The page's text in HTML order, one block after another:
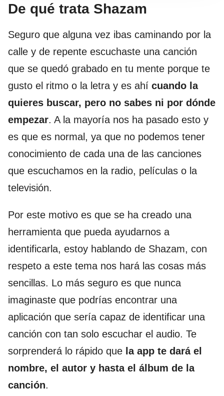
De qué trata Shazam
Seguro que alguna vez ibas caminando por la
calle y de repente escuchaste una canción
que se quedó grabado en tu mente porque te
gusto el ritmo o la letra y es ahí cuando la
quieres buscar, pero no sabes ni por dónde
empezar. A la mayoría nos ha pasado esto y
es que es normal, ya que no podemos tener
conocimiento de cada una de las canciones
que escuchamos en la radio, películas o la
televisión.
Por este motivo es que se ha creado una
herramienta que pueda ayudarnos a
identificarla, estoy hablando de Shazam, con
respeto a este tema nos hará las cosas más
sencillas. Lo más seguro es que nunca
imaginaste que podrías encontrar una
aplicación que sería capaz de identificar una
canción con tan solo escuchar el audio. Te
sorprenderá lo rápido que la app te dará el
nombre, el autor y hasta el álbum de la
canción.